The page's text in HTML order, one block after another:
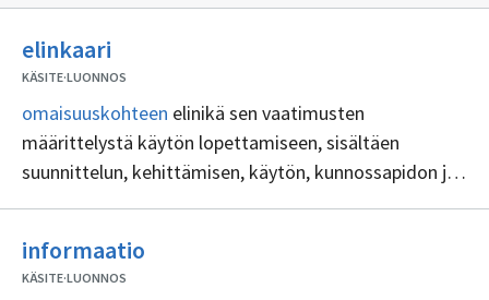
elinkaari
sisällöntuottajia
KÄSITE·LUONNOS
omaisuuskohteen elinikä sen vaatimusten
määrittelystä käytön lopettamiseen, sisältäen
suunnittelun, kehittämisen, käytön, kunnossapidon ja
informaatio
KÄSITE·LUONNOS